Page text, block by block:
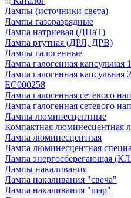
Лампы (источники света)
Лампы газоразрядные
Лампа натриевая (ДНаТ)
Лампа ртутная (ДРЛ, ДРВ)
Лампы галогенные
Лампа галогенная капсульная
Лампа галогенная капсульная
EC000258
Лампа галогенная сетевого
Лампа галогенная сетевого
Лампы люминесцентные
Компактная люминесцентная
Лампа люминесцентная
Лампа люминесцентная
Лампа энергосберегающая
Лампы накаливания
Лампа накаливания "свеча"
Лампа накаливания "шар"